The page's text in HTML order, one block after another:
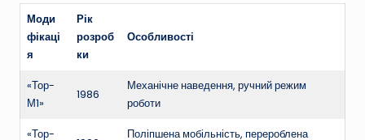
Моди
фікаці
я
Рік
розроб
ки
Особливості
«Тор-
М1»
1986
Механічне наведення, ручний режим
роботи
«Тор- Поліпшена мобільність, перероблена